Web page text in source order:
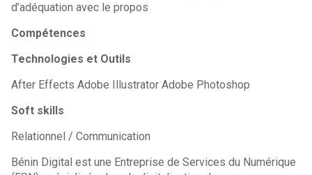
d’adéquation avec le propos
Compétences
Technologies et Outils
After Effects Adobe Illustrator Adobe Photoshop
Soft skills
Relationnel / Communication
Bénin Digital est une Entreprise de Services du Numérique